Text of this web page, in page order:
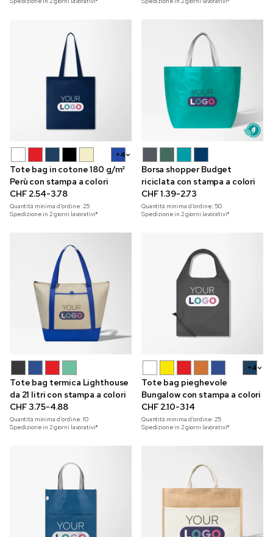
+4
Tote bag in cotone 180 g/m²
Perù con stampa a colori
CHF 2.54-3.78
Quantità minima d'ordine:25
Spedizione in 2 giorni lavorativi*
Borsa shopper Budget
riciclata con stampa a colori
CHF 1.39-2.73
Quantità minima d'ordine: 50
Spedizione in 2 giorni lavorativi*
Tote bag termica Lighthouse
da 21 litri con stampa a colori
CHF 3.75-4.88
Quantità minima d'ordine:10
Spedizione in 2 giorni lavorativi*
+4
Tote bag pieghevole
Bungalow con stampa a colori
CHF 2.10-3.14
Quantità minima d'ordine:25
Spedizione in 2 giorni lavorativi*